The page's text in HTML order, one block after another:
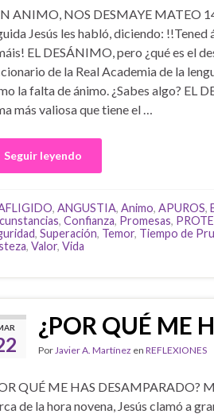
ANIMO, NOS DESMAYE MATEO
Jesús les habló, diciendo: !!Tened
EL DESÁNIMO, pero ¿qué es el
de la Real Academia de la
la falta de ánimo. ¿Sabes algo? EL
más valiosa que tiene el …
Seguir leyendo
, ANGUSTIA, Animo, APUROS,
, Confianza, Promesas,
, Superación, Temor, Tiempo de
, Valor, Vida
¿POR QUÉ ME
PorJavier A. Martínez en REFLEXIONES
QUÉ ME HAS DESAMPARADO?
de la hora novena, Jesús clamó a